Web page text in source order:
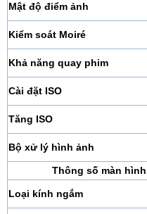
Mật độ điểm ảnh
Kiểm soát Moiré
Khả năng quay phim
Cài đặt ISO
Tăng ISO
Bộ xử lý hình ảnh
Thông số màn hình
Loại kính ngắm